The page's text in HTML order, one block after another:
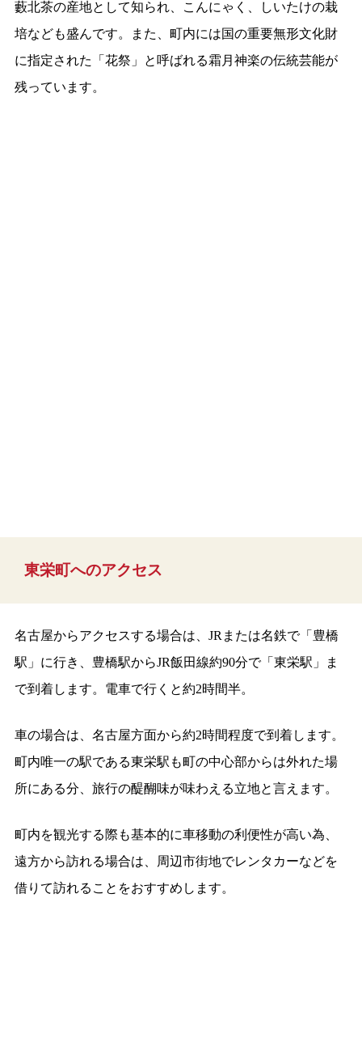
藪北茶の産地として知られ、こんにゃく、しいたけの栽
培なども盛んです。また、町内には国の重要無形文化財
に指定された「花祭」と呼ばれる霜月神楽の伝統芸能が
残っています。
東栄町へのアクセス
名古屋からアクセスする場合は、JRまたは名鉄で「豊橋
駅」に行き、豊橋駅からJR飯田線約90分で「東栄駅」ま
で到着します。電車で行くと約2時間半。
車の場合は、名古屋方面から約2時間程度で到着します。
町内唯一の駅である東栄駅も町の中心部からは外れた場
所にある分、旅行の醍醐味が味わえる立地と言えます。
町内を観光する際も基本的に車移動の利便性が高い為、
遠方から訪れる場合は、周辺市街地でレンタカーなどを
借りて訪れることをおすすめします。